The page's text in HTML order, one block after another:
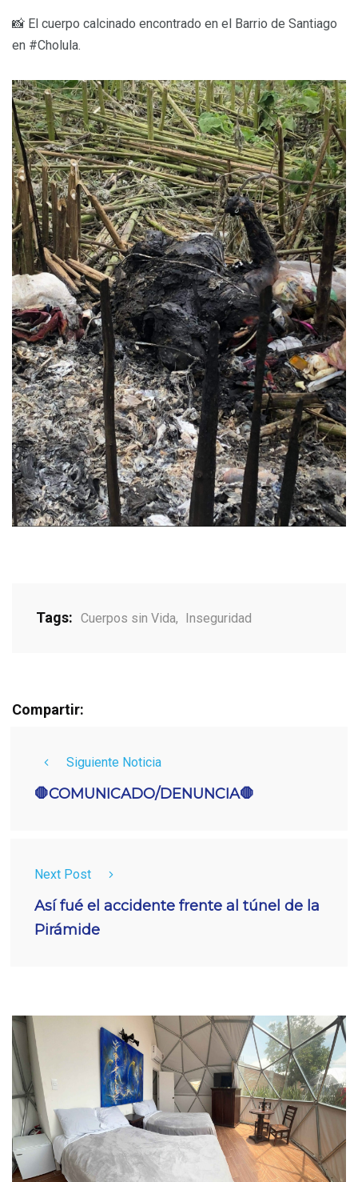
📸 El cuerpo calcinado encontrado en el Barrio de Santiago
en #Cholula.
Tags: Cuerpos sin Vida, Inseguridad
Compartir:
Siguiente Noticia
🛑COMUNICADO/DENUNCIA🛑
Next Post
Así fué el accidente frente al túnel de la
Pirámide